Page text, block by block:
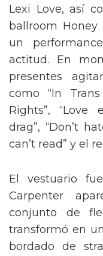
Lexi Love, así
ballroom
un
actitud. En
presentes
como “In
Rights”, “Love
drag”, “Don’t
can’t read” y el
El vestuario
Carpenter
conjunto de
transformó en
bordado de